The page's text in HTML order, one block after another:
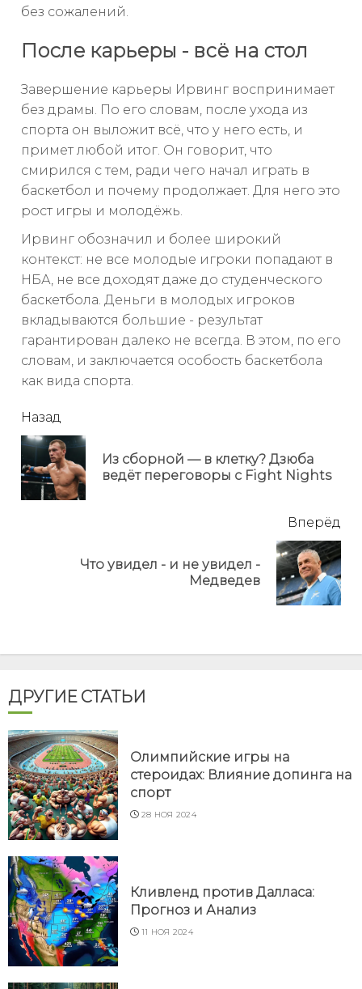
без сожалений.
После карьеры - всё на стол
Завершение карьеры Ирвинг воспринимает
без драмы. По его словам, после ухода из
спорта он выложит всё, что у него есть, и
примет любой итог. Он говорит, что
смирился с тем, ради чего начал играть в
баскетбол и почему продолжает. Для него это
рост игры и молодёжь.
Ирвинг обозначил и более широкий
контекст: не все молодые игроки попадают в
НБА, не все доходят даже до студенческого
баскетбола. Деньги в молодых игроков
вкладываются большие - результат
гарантирован далеко не всегда. В этом, по его
словам, и заключается особость баскетбола
как вида спорта.
читать
еще
Назад
Из сборной — в клетку? Дзюба
ведёт переговоры с Fight Nights
Вперёд
Что увидел - и не увидел -
Медведев
ДРУГИЕ СТАТЬИ
Олимпийские игры на
стероидах: Влияние допинга на
спорт
28 НОЯ 2024
Кливленд против Далласа:
Прогноз и Анализ
11 НОЯ 2024